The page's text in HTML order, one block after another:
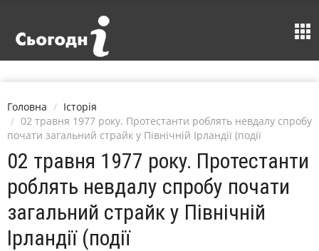
Головна
Історія
02 травня 1977 року. Протестанти роблять невдалу спробу
почати загальний страйк у Північній Ірландії (події
02 травня 1977 року. Протестанти
роблять невдалу спробу почати
загальний страйк у Північній
Ірландії (події